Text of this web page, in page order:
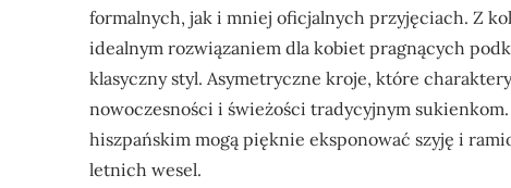
formalnych, jak i mniej oficjalnych przyjęciach. Z
idealnym rozwiązaniem dla kobiet pragnących
klasyczny styl. Asymetryczne kroje, które
nowoczesności i świeżości tradycyjnym
hiszpańskim mogą pięknie eksponować szyję i
letnich wesel.